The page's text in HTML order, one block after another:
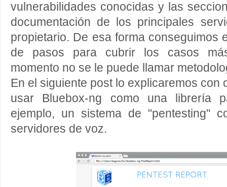
vulnerabilidades conocidas y las
documentación de los principales
propietario. De esa forma conseguimos
de pasos para cubrir los casos
momento no se le puede llamar
En el siguiente post lo explicaremos con
usar Bluebox-ng como una librería
ejemplo, un sistema de "pentesting"
servidores de voz.